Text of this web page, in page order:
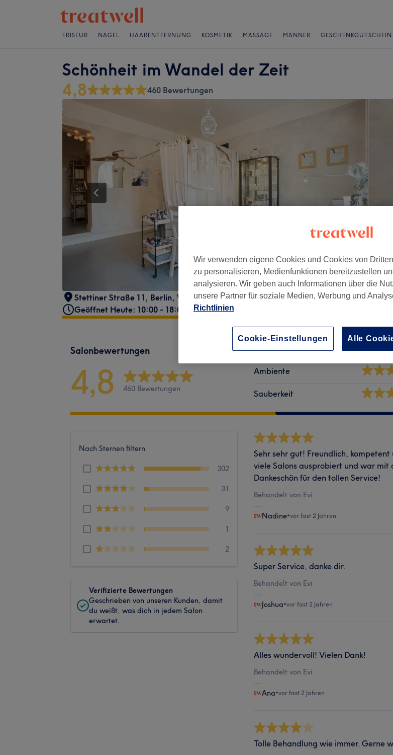
FRISEUR NÄGEL HAARENTFERNUNG KOSMETIK MASSAGE MÄNNER GESCHENKGUTSCHEIN
Schönheit im Wandel der Zeit
4,8 460 Bewertungen
Stettiner Straße 11 , Berlin, Wedding, 13357
Geöffnet Heute: 10:00 - 18:00
Salonbewertungen
4,8 460 Bewertungen
Ambiente
Sauberkeit
Nach Sternen filtern
302
31
9
1
2
Verifizierte Bewertungen
Geschrieben von unseren Kunden, damit
du weißt, was dich in jedem Salon
erwartet.
Sehr sehr gut! Freundlich,
viele Salons ausprobiert und war mit
Dankeschön für den tollen Service!
Behandelt von Evi
Nadine•vor fast 2 Jahren
Super Service, danke dir.
Behandelt von Evi
Joshua•vor fast 2 Jahren
Alles wundervoll! Vielen Dank!
Behandelt von Evi
Ana•vor fast 2 Jahren
Tolle Behandlung wie immer. Gerne
Wir verwenden eigene Cookies und Cookies von
zu personalisieren, Medienfunktionen bereitzustellen
analysieren. Wir geben auch Informationen über die
unsere Partner für soziale Medien, Werbung und
Richtlinien
Cookie-Einstellungen Alle